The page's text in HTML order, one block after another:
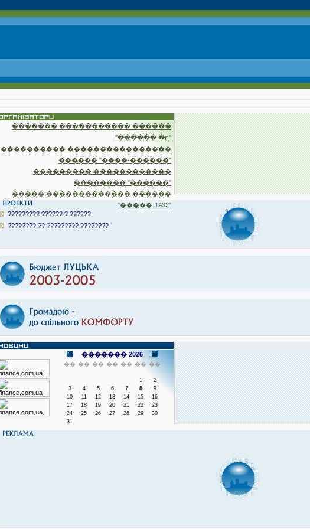
������� ����������� ������
"������ �ղ"
���������� ����������������
������ "����-������"
��������� ������������
�������� "������"
����� ������������� ������
"�����-1432"
????????? ?????? ? ??????
???????? ?? ????????? ????????
������� 2026
�� �� �� �� �� �� ��
1
2
3
4 5 6 7 8
9
10
11 12 13 14 15
16
17
18 19 20 21 22
23
24
25 26 27 28 29
30
31